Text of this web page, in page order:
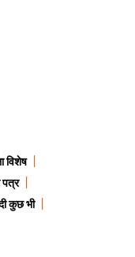
विशेष
पत्र
कुछ भी